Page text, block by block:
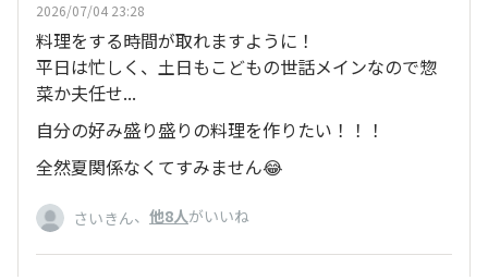
2026/07/04 23:28
料理をする時間が取れますように！
平日は忙しく、土日もこどもの世話メインなので惣
菜か夫任せ...
自分の好み盛り盛りの料理を作りたい！！！
全然夏関係なくてすみません😂
さいきん、 他8人がいいね